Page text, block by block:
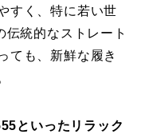
すく、特に若い世
統的なストレート
ても、新鮮な履き
といったリラック